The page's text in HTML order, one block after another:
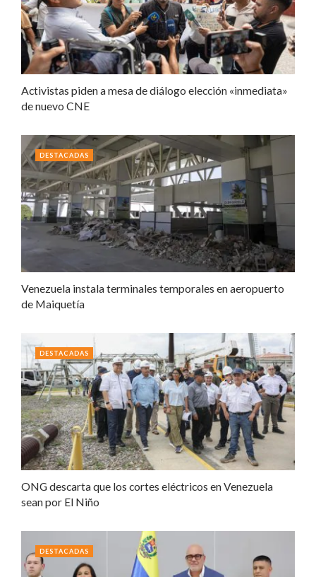
Activistas piden a mesa de diálogo elección «inmediata»
de nuevo CNE
Venezuela instala terminales temporales en aeropuerto
de Maiquetía
DESTACADAS
ONG descarta que los cortes eléctricos en Venezuela
sean por El Niño
DESTACADAS
DESTACADAS